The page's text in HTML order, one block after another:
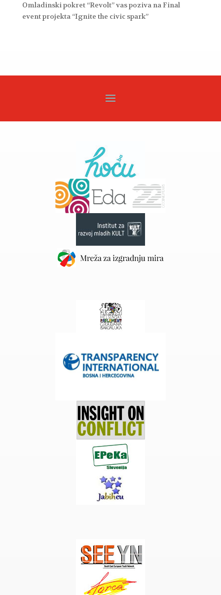
Omladinski pokret “Revolt” vas poziva na Final
event projekta “Ignite the civic spark”